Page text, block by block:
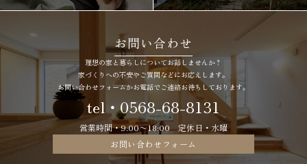
お問い合わせ
理想の家と暮らしについてお話しませんか？
家づくりへの不安やご質問などにお応えします。
お問い合わせフォームかお電話でご連絡お待ちしております。
tel・0568-68-8131
営業時間・9:00〜18:00 定休日・水曜
お問い合わせフォーム